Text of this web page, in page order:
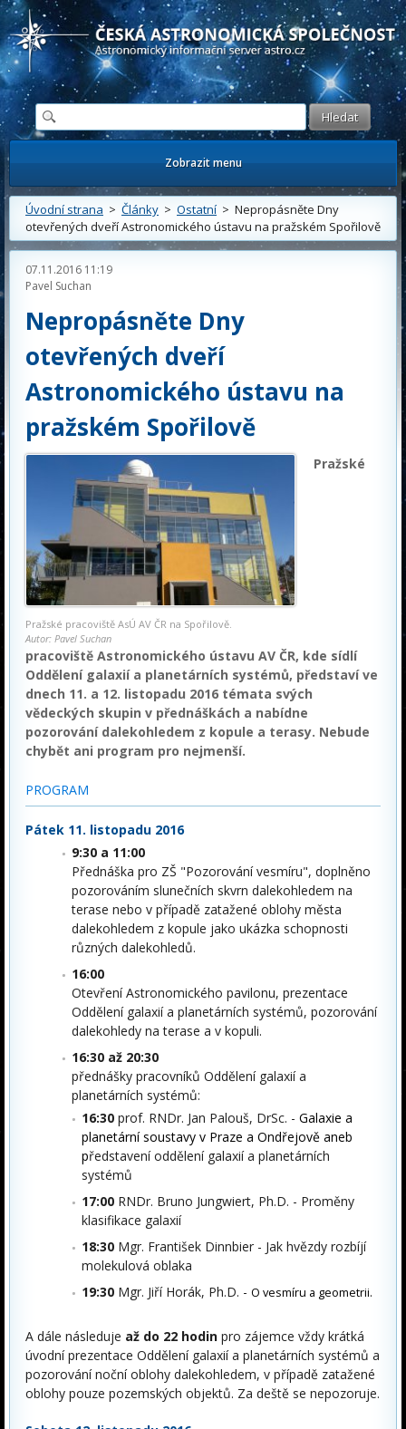
Česká astronomická společnost - Informační astronomický server
Zobrazit menu
Úvodní strana > Články > Ostatní> Nepropásněte Dny
otevřených dveří Astronomického ústavu na pražském Spořilově
07.11.2016 11:19
Pavel Suchan
Nepropásněte Dny
otevřených dveří
Astronomického ústavu na
pražském Spořilově
Pražské pracoviště AsÚ AV ČR na Spořilově.
Autor: Pavel Suchan
Pražské
pracoviště Astronomického ústavu AV ČR, kde sídlí
Oddělení galaxií a planetárních systémů, představí ve
dnech 11. a 12. listopadu 2016 témata svých
vědeckých skupin v přednáškách a nabídne
pozorování dalekohledem z kopule a terasy. Nebude
chybět ani program pro nejmenší.
PROGRAM
Pátek 11. listopadu 2016
9:30 a 11:00
Přednáška pro ZŠ "Pozorování vesmíru", doplněno
pozorováním slunečních skvrn dalekohledem na
terase nebo v případě zatažené oblohy města
dalekohledem z kopule jako ukázka schopnosti
různých dalekohledů.
16:00
Otevření Astronomického pavilonu, prezentace
Oddělení galaxií a planetárních systémů, pozorování
dalekohledy na terase a v kopuli.
16:30 až 20:30
přednášky pracovníků Oddělení galaxií a
planetárních systémů:
16:30 prof. RNDr. Jan Palouš, DrSc. - Galaxie a
planetární soustavy v Praze a Ondřejově aneb
představení oddělení galaxií a planetárních
systémů
17:00 RNDr. Bruno Jungwiert, Ph.D. - Proměny
klasifikace galaxií
18:30 Mgr. František Dinnbier - Jak hvězdy rozbíjí
molekulová oblaka
19:30 Mgr. Jiří Horák, Ph.D. - O vesmíru a geometrii.
A dále následuje až do 22 hodin pro zájemce vždy krátká
úvodní prezentace Oddělení galaxií a planetárních systémů a
pozorování noční oblohy dalekohledem, v případě zatažené
oblohy pouze pozemských objektů. Za deště se nepozoruje.